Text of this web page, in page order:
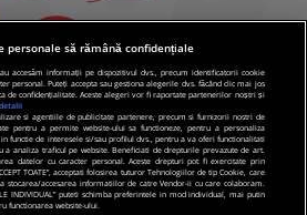
personale să rămână confidențiale
accesăm informații pe dispozitivul dvs., precum identificatorii cookie
personal. Puteți accepta sau gestiona alegerile dvs. făcând clic mai jos
de confidențialitate. Aceste alegeri vor fi raportate partenerilor noștri și
si agentiile de publicitate partenere, precum si furnizorii nostri de
pentru a permite website-ului sa functioneze, pentru a personaliza
functie de interesele si/sau profilul dvs., pentru a va oferi functionalitati
a analiza traficul pe website. Beneficiati de drepturile prevazute de art.
datelor cu caracter personal. Aceste drepturi pot fi exercitate prin
TOATE”, acceptati folosirea tuturor Tehnologiilor de tip Cookie, care
stocarea/accesarea informatiilor de catre Vendor-ii cu care colaboram.
INDIVIDUAL” puteti schimba preferintele in mod individual, mai putin
functionarea website-ului.